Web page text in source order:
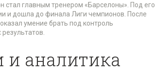
стал главным тренером «Барселоны». Под его
и дошла до финала Лиги чемпионов. После
умение брать под контроль
и аналитика